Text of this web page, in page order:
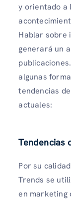
y orientado a
Hablar sobre
generará un
algunas
tendencias
actuales:
Tendencias
Por su
Trends se
en marketing